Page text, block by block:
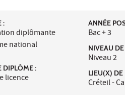
:
diplômante
national
DIPLÔME :
licence
ANNÉE
Bac + 3
NIVEAU
Niveau 2
LIEU(X)
Créteil -